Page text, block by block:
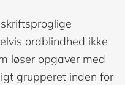
ordblindhed ikke
løser opgaver med
grupperet inden for